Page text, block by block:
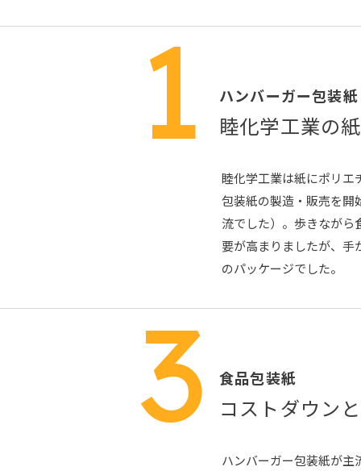
1 ハンバーガー包装紙
睦化学工業の
睦化学工業は紙にポリエ
包装紙の製造・販売を開
流でした）。歩きながら
要が高まりましたが、手
のパッケージでした。
3 食品包装紙
コストダウン
ハンバーガー包装紙が主